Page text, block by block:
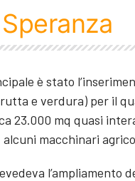
è stato
e verdura) per il
23.000 mq quasi
alcuni macchinari
l’ampliamento